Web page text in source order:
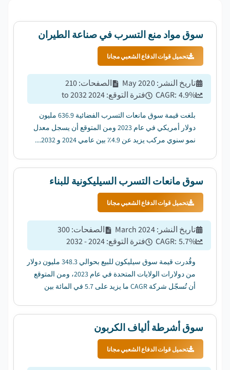
سوق مواد منع التسرب في صناعة الطيران
تحميل قوات الدفاع الشعبي مجانا
تاريخ النشر :
May 2020 الصفحات:
210
CAGR: 4.9% فترة التوقع:
2024 to 2032
بلغت قيمة سوق مانعات التسرب الفضائية 636.9 مليون
دولار أمريكي في عام 2023 ومن المتوقع أن يسجل معدل
نمو سنوي مركب يزيد عن 4.9٪ بين عامي 2024 و 2032....
سوق مانعات التسرب السيليكونية للبناء
تحميل قوات الدفاع الشعبي مجانا
تاريخ النشر :
March 2024 الصفحات:
300
CAGR: 5.7% فترة التوقع:
2024 - 2032
وقُدرت قيمة سوق سيليكون للبيع بحوالي 348.3 مليون دولار
من دولارات الولايات المتحدة في عام 2023، ومن المتوقع
أن تُسجّل شركة CAGR ما يزيد على 5.7 في المائة بين
سوق أشرطة ألياف الكربون
تحميل قوات الدفاع الشعبي مجانا